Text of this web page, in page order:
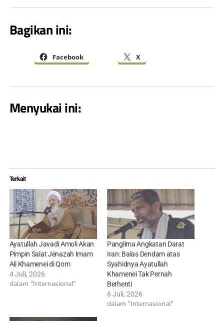
Bagikan ini:
Facebook X
Menyukai ini:
Terkait
Ayatullah Javadi Amoli Akan
Pimpin Salat Jenazah Imam
Ali Khamenei di Qom
4 Juli, 2026
dalam "Internasional"
Panglima Angkatan Darat
Iran: Balas Dendam atas
Syahidnya Ayatullah
Khamenei Tak Pernah
Berhenti
6 Juli, 2026
dalam "Internasional"